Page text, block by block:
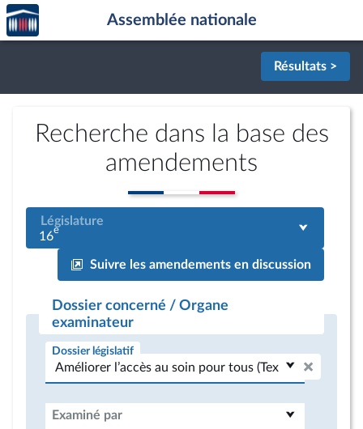
Aller au contenu
Aller en bas de la page
Accèder
à la
page
Assemblée nationale
Résultats >
Recherche dans la base des
amendements
Législature
16e
Suivre les amendements en discussion
Dossier concerné / Organe
examinateur
Dossier législatif
Examiné par